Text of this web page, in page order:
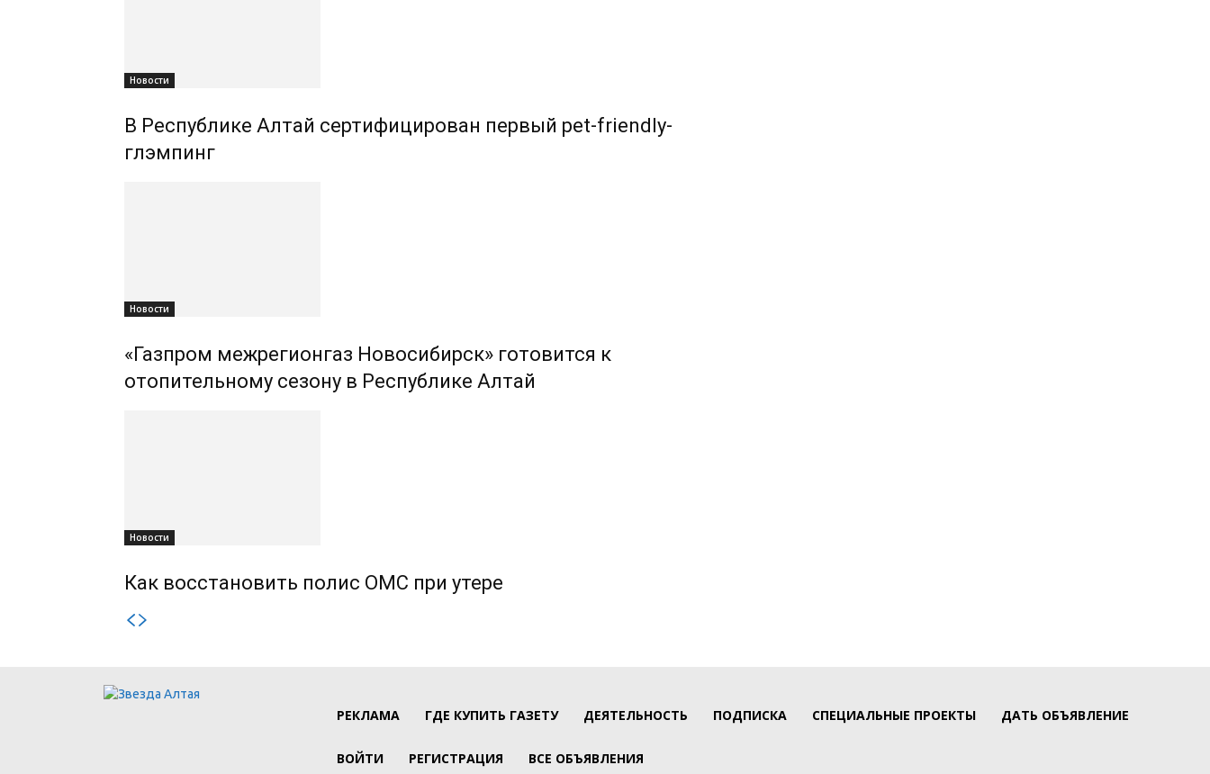
Новости
В Республике Алтай сертифицирован первый pet-friendly-
глэмпинг
Новости
«Газпром межрегионгаз Новосибирск» готовится к
отопительному сезону в Республике Алтай
Новости
Как восстановить полис ОМС при утере
РЕКЛАМА ГДЕ КУПИТЬ ГАЗЕТУ ДЕЯТЕЛЬНОСТЬ ПОДПИСКА СПЕЦИАЛЬНЫЕ ПРОЕКТЫ ДАТЬ ОБЪЯВЛЕНИЕ
ВОЙТИ РЕГИСТРАЦИЯ ВСЕ ОБЪЯВЛЕНИЯ